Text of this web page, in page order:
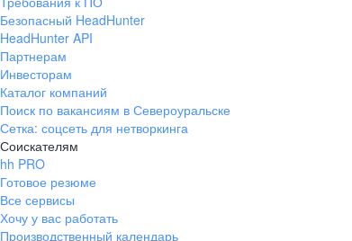
Безопасный HeadHunter
HeadHunter API
Партнерам
Инвесторам
Каталог компаний
Поиск по вакансиям в Североуральске
Сетка: соцсеть для нетворкинга
Соискателям
hh PRO
Готовое резюме
Все сервисы
Хочу у вас работать
Производственный календарь